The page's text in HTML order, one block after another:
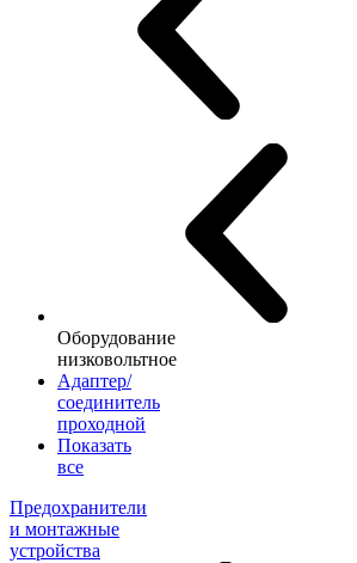
Оборудование
низковольтное
Адаптер/
соединитель
проходной
Показать
все
Предохранители
и монтажные
устройства